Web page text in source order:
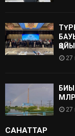
27
27
САНАТТАР